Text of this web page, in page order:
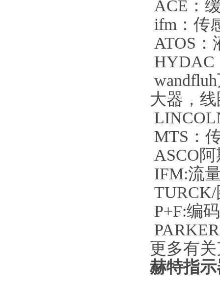
ACE：
ifm：传
ATOS
HYDAC
大器，
MTS：
ASCO
IFM:流
P+F:编
更多有
赫特指